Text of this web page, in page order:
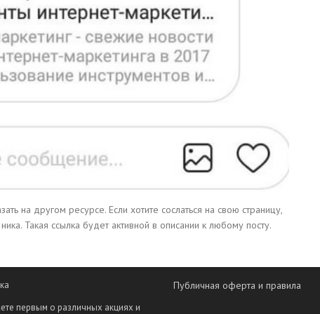
на другом ресурсе. Если хотите сослаться на свою страницу,
Такая ссылка будет активной в описании к любому посту.
первым о различных акциях и
Публичная оферта и правила